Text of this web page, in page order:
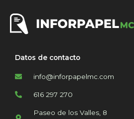
Datos de contacto
info@inforpapelmc.com
616 297 270
Paseo de los Valles, 8